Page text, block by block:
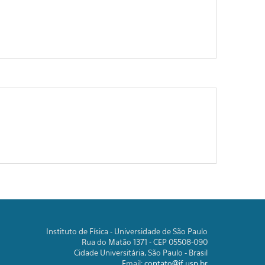
Instituto de Física - Universidade de São Paulo
Rua do Matão 1371 - CEP 05508-090
Cidade Universitária, São Paulo - Brasil